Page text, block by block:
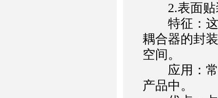
2.表面贴装
特征：这
耦合器的封
空间。
应用：常
产品中。